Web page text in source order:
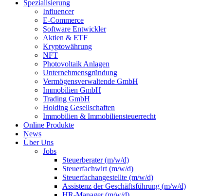
Spezialisierung
Influencer
E-Commerce
Software Entwickler
Aktien & ETF
Kryptowährung
NFT
Photovoltaik Anlagen
Unternehmensgründung
Vermögensverwaltende GmbH
Immobilien GmbH
Trading GmbH
Holding Gesellschaften
Immobilien & Immobiliensteuerrecht
Online Produkte
News
Über Uns
Jobs
Steuerberater (m/w/d)
Steuerfachwirt (m/w/d)
Steuerfachangestellte (m/w/d)
Assistenz der Geschäftsführung (m/w/d)